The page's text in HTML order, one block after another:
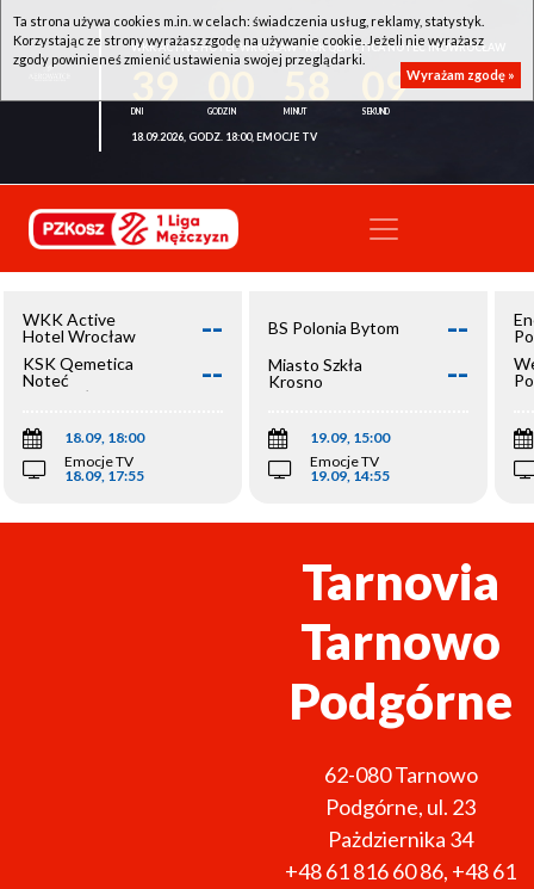
WKK ACTIVE HOTEL WROCŁAW - KSK QEMETICA NOTEĆ INOWROCŁAW
09
18.09.2026, GODZ. 18:00, EMOCJE TV
WKK Active
Hotel Wrocław
--
KSK Qemetica
Noteć
Inowrocław
--
18.09, 18:00
Emocje TV
18.09, 17:55
BS Polonia Bytom --
Miasto Szkła
Krosno
--
19.09, 15:00
Emocje TV
19.09, 14:55
Tarnovia
Tarnowo
Podgórne
62-080 Tarnowo
Podgórne, ul. 23
Pażdziernika 34
+48 61 816 60 86, +48 61
Ta strona używa cookies m.in. w celach: świadczenia usług, reklamy, statystyk.
Korzystając ze strony wyrażasz zgodę na używanie cookie. Jeżeli nie wyrażasz
zgody powinieneś zmienić ustawienia swojej przeglądarki.
Wyrażam zgodę »